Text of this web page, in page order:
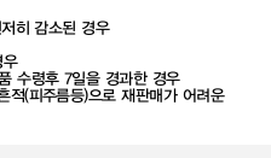
히 감소된 경우
우
수령후 7일을 경과한 경우
적(피주름등)으로 재판매가 어려운